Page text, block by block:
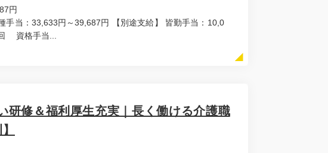
円
手当：33,633円～39,687円 【別途支給】 皆勤手当：10,0
資格手当...
修＆福利厚生充実｜長く働ける介護職